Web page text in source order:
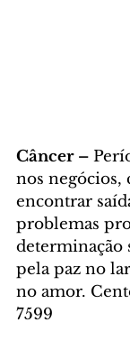
Câncer –
nos negócios,
encontrar
problemas
determinação
pela paz no
no amor.
7599